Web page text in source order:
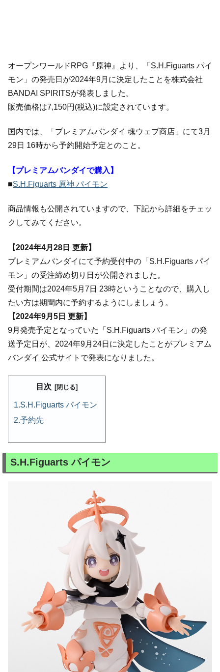
オープンワールドRPG『原神』より、「S.H.Figuarts パイ
モン」の発売日が2024年9月に決定したことを株式会社
BANDAI SPIRITSが発表しました。
販売価格は7,150円(税込)に設定されています。
国内では、「プレミアムバンダイ 魂ウェブ商店」にて3月
29日 16時から予約開始予定とのこと。
【プレミアムバンダイで購入】
■S.H.Figuarts 原神 パイモン
商品情報も公開されていますので、下記から詳細をチェッ
クしてみてください。
【2024年4月28日 更新】
プレミアムバンダイにて予約受付中の「S.H.Figuarts パイ
モン」の受注締め切り日が公開されました。
受付期間は2024年5月7日 23時ということなので、購入し
たい方は期間内に予約するようにしましょう。
【2024年9月5日 更新】
9月発売予定となっていた「S.H.Figuarts パイモン」の発
送予定日が、2024年9月24日に決定したことがプレミアム
バンダイ 公式サイトで発表になりました。
目次
S.H.Figuarts パイモン
予約先
S.H.Figuarts パイモン